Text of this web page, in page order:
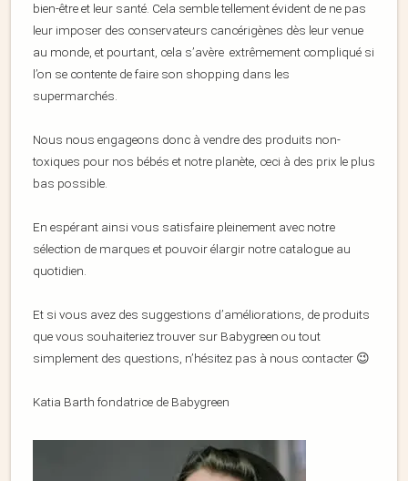
bien-être et leur santé. Cela semble tellement évident de ne pas
leur imposer des conservateurs cancérigènes dès leur venue
au monde, et pourtant, cela s’avère extrêmement compliqué si
l’on se contente de faire son shopping dans les
supermarchés.
Nous nous engageons donc à vendre des produits non-
toxiques pour nos bébés et notre planète, ceci à des prix le plus
bas possible.
En espérant ainsi vous satisfaire pleinement avec notre
sélection de marques et pouvoir élargir notre catalogue au
quotidien.
Et si vous avez des suggestions d’améliorations, de produits
que vous souhaiteriez trouver sur Babygreen ou tout
simplement des questions, n’hésitez pas à nous contacter 😉
Katia Barth fondatrice de Babygreen